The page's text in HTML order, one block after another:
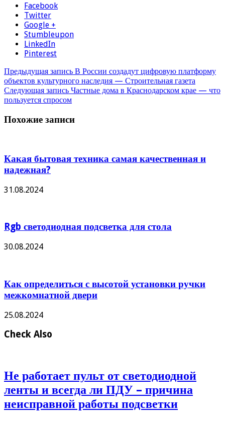
Facebook
Twitter
Google +
Stumbleupon
LinkedIn
Pinterest
Предыдущая запись В России создадут цифровую платформу
объектов культурного наследия — Строительная газета
Следующая запись Частные дома в Краснодарском крае — что
пользуется спросом
Похожие записи
Какая бытовая техника самая качественная и
надежная?
31.08.2024
Rgb светодиодная подсветка для стола
30.08.2024
Как определиться с высотой установки ручки
межкомнатной двери
25.08.2024
Check Also
Не работает пульт от светодиодной
ленты и всегда ли ПДУ – причина
неисправной работы подсветки